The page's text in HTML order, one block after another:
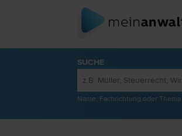
SUCHE
Name, Fachrichtung oder Thema